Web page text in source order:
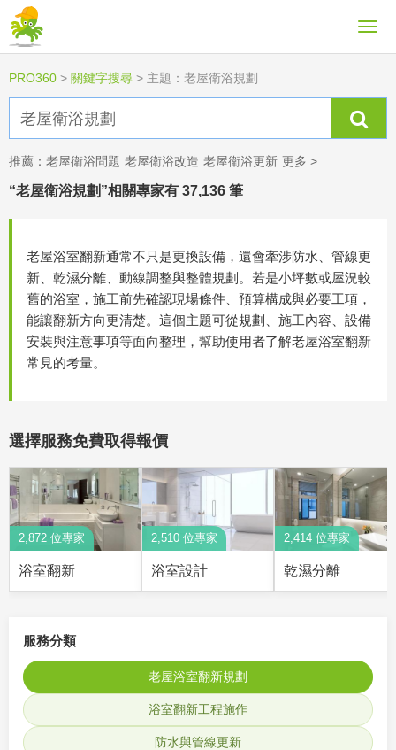
PRO360 > 關鍵字搜尋 > 主題：老屋衛浴規劃
推薦： 老屋衛浴問題 老屋衛浴改造 老屋衛浴更新 更多 >
“老屋衛浴規劃”相關專家有 37,136 筆
老屋浴室翻新通常不只是更換設備，還會牽涉防水、管線更
新、乾濕分離、動線調整與整體規劃。若是小坪數或屋況較
舊的浴室，施工前先確認現場條件、預算構成與必要工項，
能讓翻新方向更清楚。這個主題可從規劃、施工內容、設備
安裝與注意事項等面向整理，幫助使用者了解老屋浴室翻新
常見的考量。
選擇服務免費取得報價
2,872 位專家
浴室翻新
2,510 位專家
浴室設計
2,414 位專家
乾濕分離
服務分類
老屋浴室翻新規劃
浴室翻新工程施作
防水與管線更新